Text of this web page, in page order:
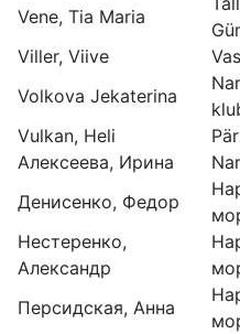
Vene, Tia Maria
Viller, Viive
Volkova Jekaterina
Vulkan, Heli
Алексеева, Ирина
Денисенко, Федор
Нестеренко,
Александр
Персидская, Анна